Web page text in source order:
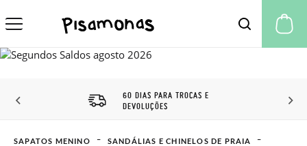
60 DIAS PARA TROCAS E
DEVOLUÇÕES
SAPATOS MENINO
SANDÁLIAS E CHINELOS DE PRAIA